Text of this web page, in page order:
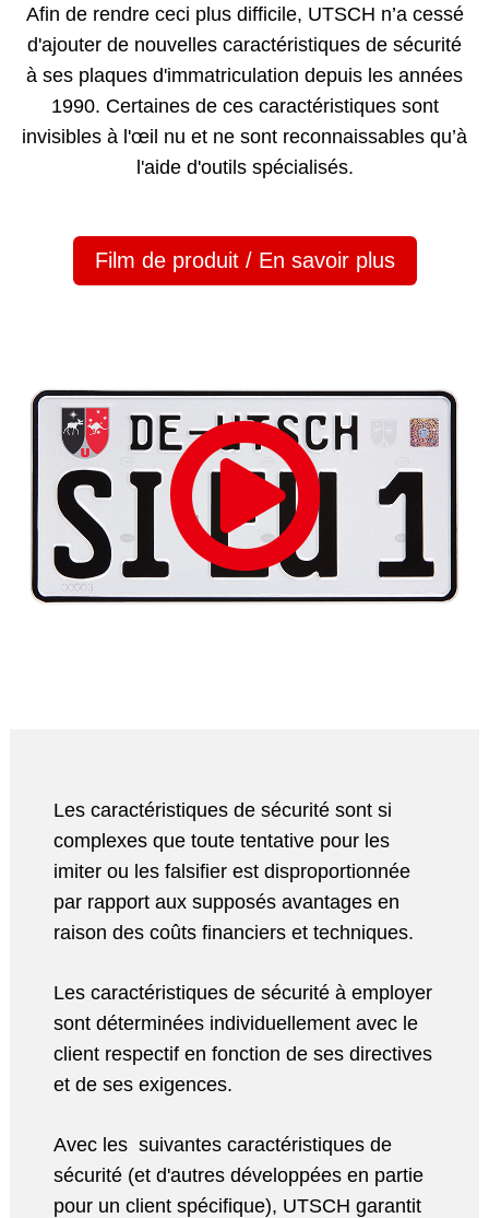
Afin de rendre ceci plus difficile, UTSCH n’a cessé
d'ajouter de nouvelles caractéristiques de sécurité
à ses plaques d'immatriculation depuis les années
1990. Certaines de ces caractéristiques sont
invisibles à l'œil nu et ne sont reconnaissables qu’à
l'aide d'outils spécialisés.
Film de produit / En savoir plus
Les caractéristiques de sécurité sont si
complexes que toute tentative pour les
imiter ou les falsifier est disproportionnée
par rapport aux supposés avantages en
raison des coûts financiers et techniques.
Les caractéristiques de sécurité à employer
sont déterminées individuellement avec le
client respectif en fonction de ses directives
et de ses exigences.
Avec les suivantes caractéristiques de
sécurité (et d'autres développées en partie
pour un client spécifique), UTSCH garantit